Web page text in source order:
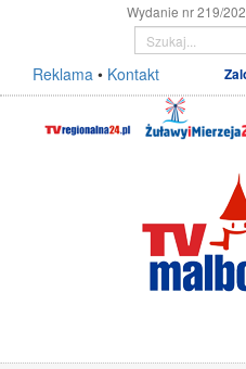
Wydanie nr 219/
Reklama • Kontakt